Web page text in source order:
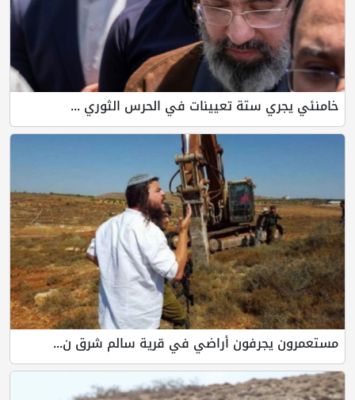
خامنئي يجري ستة تعيينات في الحرس الثوري ...
مستعمرون يجرفون أراضي في قرية سالم شرق ن...